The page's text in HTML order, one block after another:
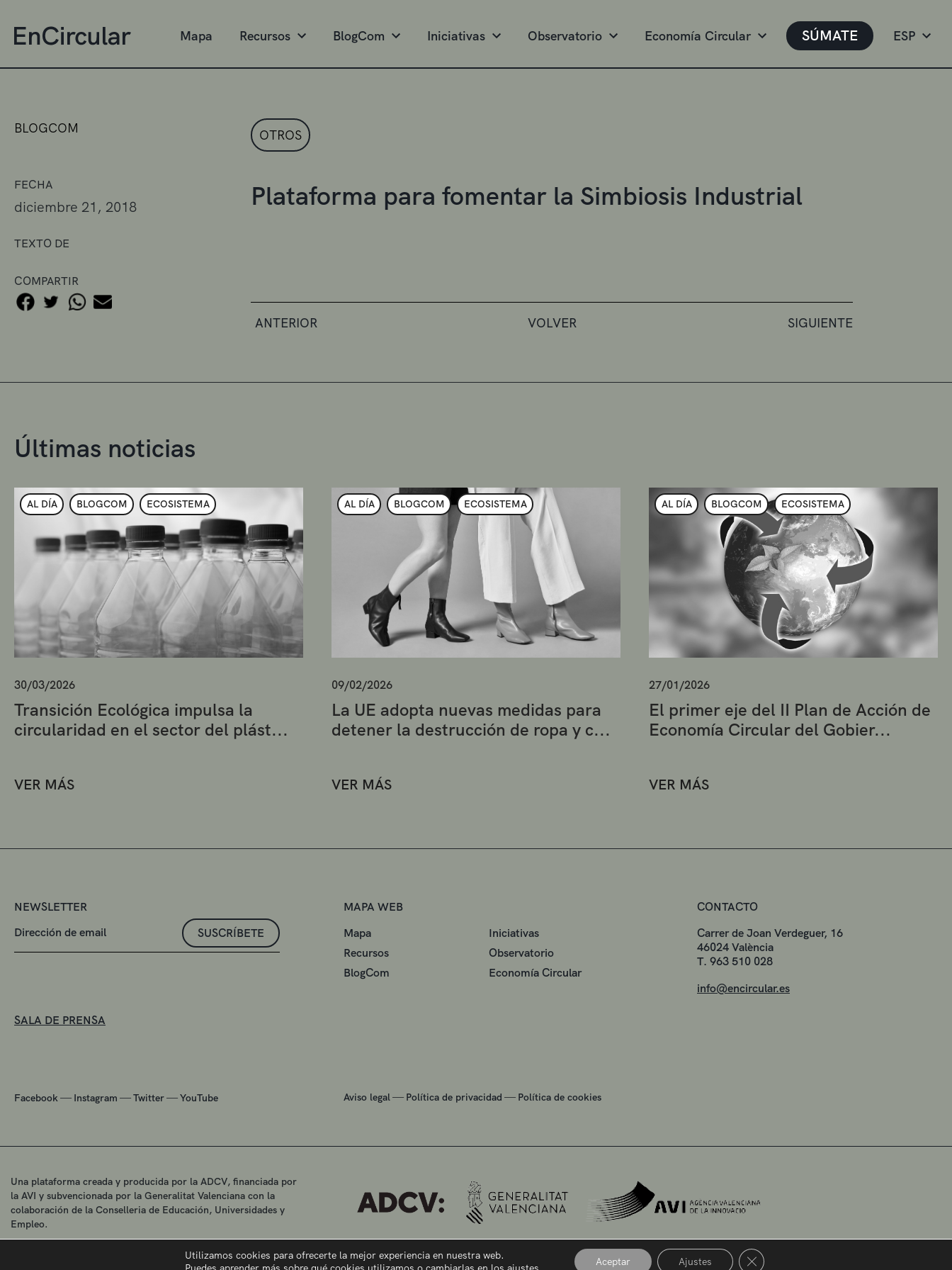
Mapa Recursos BlogCom Iniciativas Observatorio Economía Circular SÚMATE ESP
BLOGCOM
FECHA
diciembre 21, 2018
TEXTO DE
COMPARTIR
OTROS
Plataforma para fomentar la Simbiosis Industrial
ANTERIOR VOLVER SIGUIENTE
Últimas noticias
AL DÍA BLOGCOM ECOSISTEMA
30/03/2026
Transición Ecológica impulsa la
circularidad en el sector del plást...
VER MÁS
AL DÍA BLOGCOM ECOSISTEMA
09/02/2026
La UE adopta nuevas medidas para
detener la destrucción de ropa y c...
VER MÁS
AL DÍA BLOGCOM ECOSISTEMA
27/01/2026
El primer eje del II Plan de Acción de
Economía Circular del Gobier...
VER MÁS
NEWSLETTER
SUSCRÍBETE
SALA DE PRENSA
Facebook — Instagram —Twitter—YouTube
MAPA WEB
Mapa
Iniciativas
Recursos
Observatorio
BlogCom
Economía Circular
Aviso legal — Política de privacidad — Política de cookies
CONTACTO
Carrer de Joan Verdeguer, 16
46024 València
T. 963 510 028
info@encircular.es
Una plataforma creada y producida por la ADCV, financiada por
la AVI y subvencionada por la Generalitat Valenciana con la
colaboración de la Conselleria de Educación, Universidades y
Empleo.
Utilizamos cookies para ofrecerte la mejor experiencia en nuestra web.
Aceptar Ajustes Cerrar el banner de cookies RGPD